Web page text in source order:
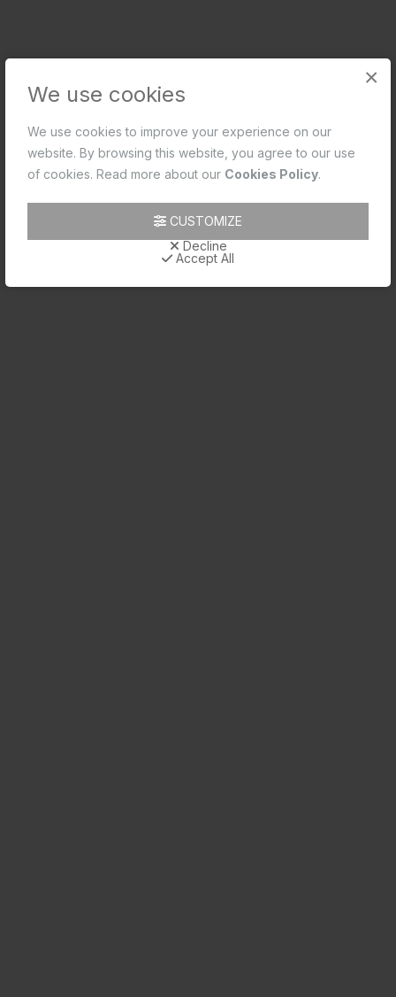
×
We use cookies
We use cookies to improve your experience on our
website. By browsing this website, you agree to our use
of cookies. Read more about our Cookies Policy.
CUSTOMIZE
Decline
Accept All
Code: ORI-CHR-109067
SHORTLIST